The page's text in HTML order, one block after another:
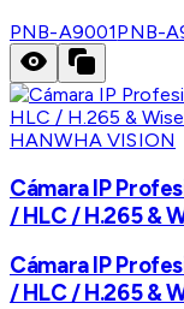
PNB-A9001PNB-
HANWHA VISION
Cámara IP
/ HLC / H.265 &
Cámara IP
/ HLC / H.265 &